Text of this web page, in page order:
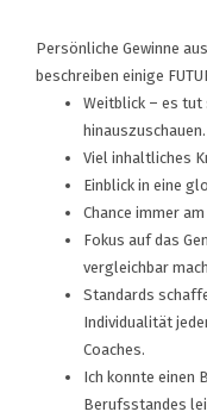
Persönliche Gewinne
beschreiben einige
Weitblick – es tut
hinauszuschauen.
Viel inhaltliches
Einblick in eine
Chance immer
Fokus auf das
vergleichbar
Standards
Individualität
Coaches.
Ich konnte einen
Berufsstandes